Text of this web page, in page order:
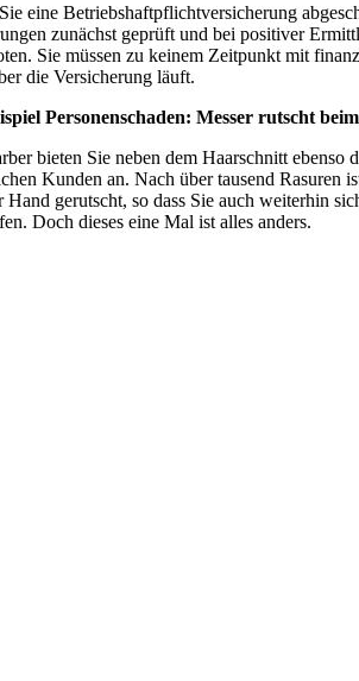
eine Betriebshaftpflichtversicherung
zunächst geprüft und bei positiver
Sie müssen zu keinem Zeitpunkt mit
die Versicherung läuft.
Personenschaden: Messer rutscht
bieten Sie neben dem Haarschnitt ebenso
Kunden an. Nach über tausend Rasuren
Hand gerutscht, so dass Sie auch weiterhin
Doch dieses eine Mal ist alles anders.